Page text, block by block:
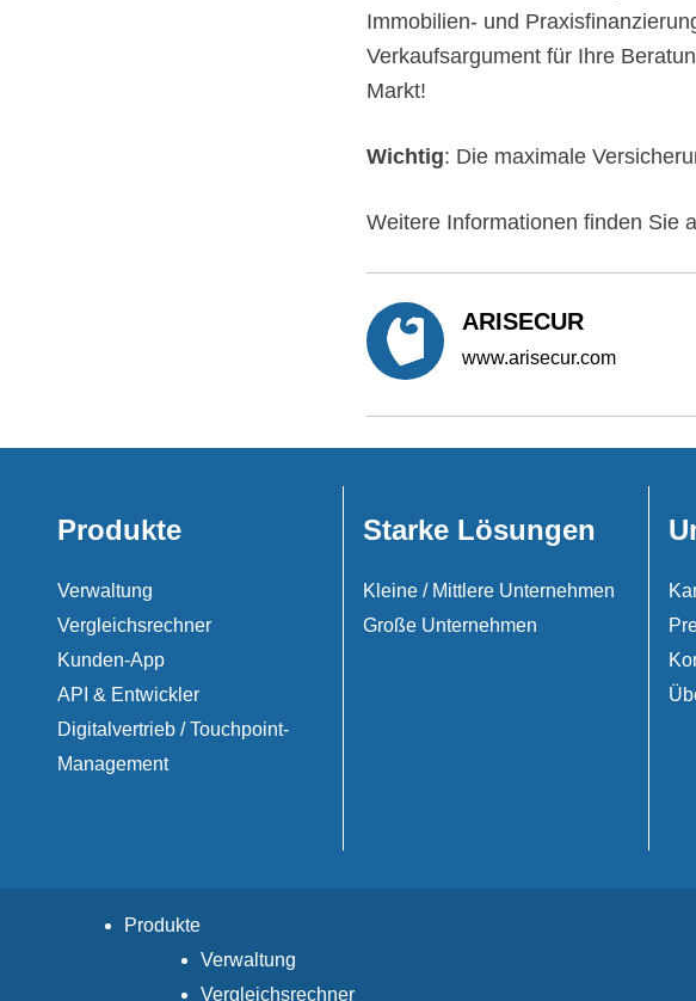
Immobilien- und
Verkaufsargument für Ihre
Markt!
Wichtig: Die maximale
Weitere Informationen finden Sie
ARISECUR
www.arisecur.com
Produkte
Verwaltung
Vergleichsrechner
Kunden-App
API & Entwickler
Digitalvertrieb / Touchpoint-
Management
Starke Lösungen
Kleine / Mittlere Unternehmen
Große Unternehmen
Produkte
Verwaltung
Vergleichsrechner